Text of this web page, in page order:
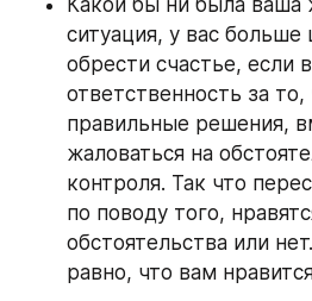
Какой бы ни была ваша
ситуация, у вас
обрести счастье, если
ответственность за
правильные решения,
жаловаться на
контроля. Так что
по поводу того,
обстоятельства или
равно, что вам